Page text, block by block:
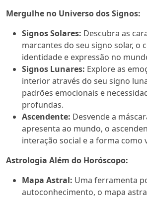
Mergulhe no Universo dos Signos:
Signos Solares: Descubra as
marcantes do seu signo solar, o
identidade e expressão no
Signos Lunares: Explore as
interior através do seu signo
padrões emocionais e
profundas.
Ascendente: Desvende a
apresenta ao mundo, o
interação social e a forma como
Astrologia Além do Horóscopo:
Mapa Astral: Uma ferramenta
autoconhecimento, o mapa